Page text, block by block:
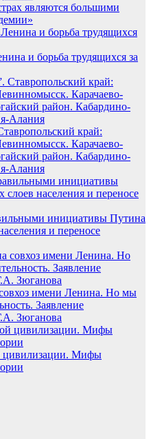
являются большими
и борьба трудящихся за
край:
Карачаево-
район. Кабардино-
Алания
инициативы Путина
и переносе
имени Ленина. Но мы
Заявление
Зюганова
цивилизации. Мифы